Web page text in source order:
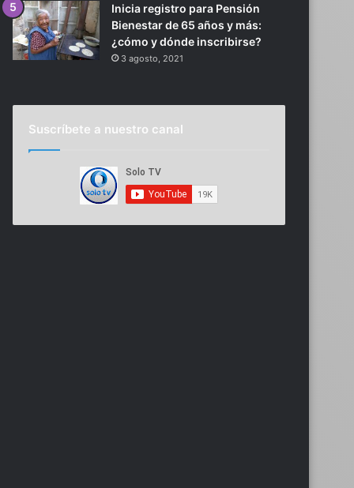
Inicia registro para Pensión
Bienestar de 65 años y más:
¿cómo y dónde inscribirse?
3 agosto, 2021
Suscríbete a nuestro canal